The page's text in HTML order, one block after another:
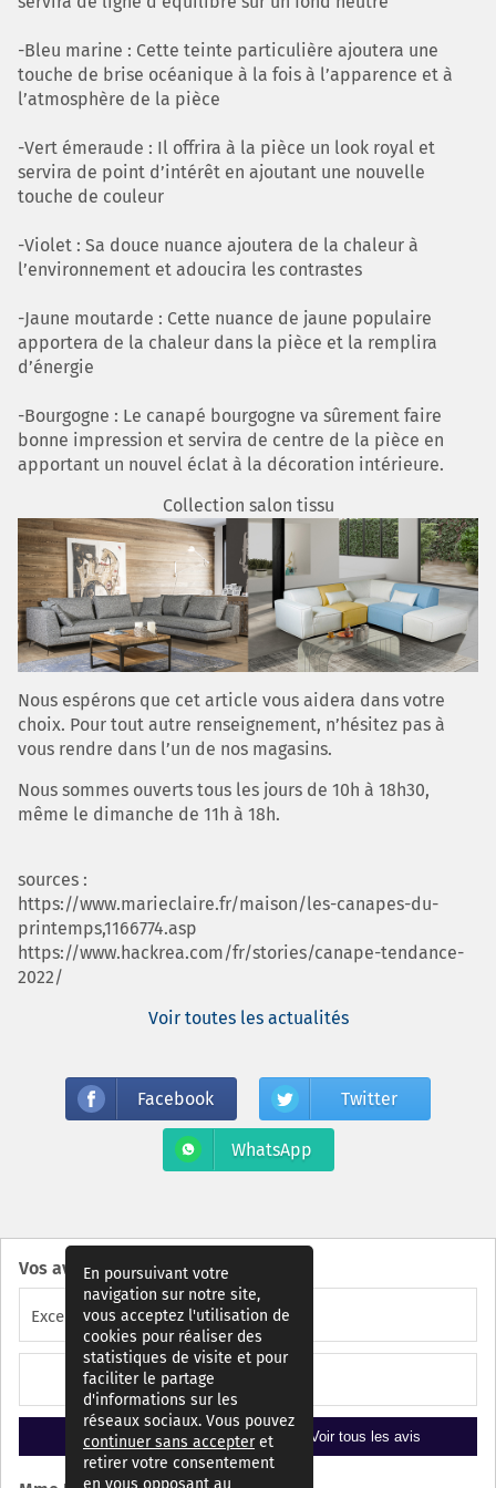
-Bleu marine : Cette teinte particulière ajoutera une
touche de brise océanique à la fois à l’apparence et à
l’atmosphère de la pièce
-Vert émeraude : Il offrira à la pièce un look royal et
servira de point d’intérêt en ajoutant une nouvelle
touche de couleur
-Violet : Sa douce nuance ajoutera de la chaleur à
l’environnement et adoucira les contrastes
-Jaune moutarde : Cette nuance de jaune populaire
apportera de la chaleur dans la pièce et la remplira
d’énergie
-Bourgogne : Le canapé bourgogne va sûrement faire
bonne impression et servira de centre de la pièce en
apportant un nouvel éclat à la décoration intérieure.
Collection salon tissu
Nous espérons que cet article vous aidera dans votre
choix. Pour tout autre renseignement, n’hésitez pas à
vous rendre dans l’un de nos magasins.
Nous sommes ouverts tous les jours de 10h à 18h30,
même le dimanche de 11h à 18h.
sources :
https://www.marieclaire.fr/maison/les-canapes-du-
printemps,1166774.asp
https://www.hackrea.com/fr/stories/canape-tendance-
2022/
Voir toutes les actualités
Facebook Twitter
WhatsApp
Vos avis (3015):
Excellent :4,7
Google 4,4
Ajouter un avis Voir tous les avis
En poursuivant votre
navigation sur notre site,
vous acceptez l'utilisation de
cookies pour réaliser des
statistiques de visite et pour
faciliter le partage
d'informations sur les
réseaux sociaux. Vous pouvez
continuer sans accepteret
retirer votre consentement
en vous opposant au